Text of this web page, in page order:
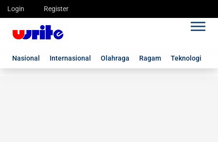
Login Register
Nasional Internasional Olahraga Ragam Teknologi